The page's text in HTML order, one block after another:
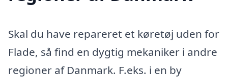
Skal du have repareret et køretøj uden for
Flade, så find en dygtig mekaniker i andre
regioner af Danmark. F.eks. i en by